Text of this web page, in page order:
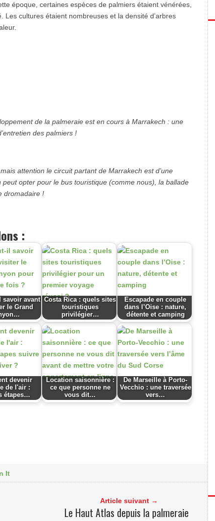
époque, certaines espèces de palmiers étaient vénérées,
Les cultures étaient nombreuses et la densité d’arbres
de la palmeraie est en cours à Marrakech : une
des palmiers !
attention le circuit partant de Marrakech est d’une
opter pour le bus touristique (comme nous), la ballade
dromadaire !
:
savoir avant
le Grand
Costa Rica : quels sites
touristiques
privilégier…
Escapade en couple
dans l’Oise : nature,
détente et camping
devenir
de l'air :
étapes…
Location saisonnière :
ce que personne ne
vous dit…
De Marseille à Porto-
Vecchio : une traversée
vers…
It
Article suivant →
Le Haut Atlas depuis la palmeraie